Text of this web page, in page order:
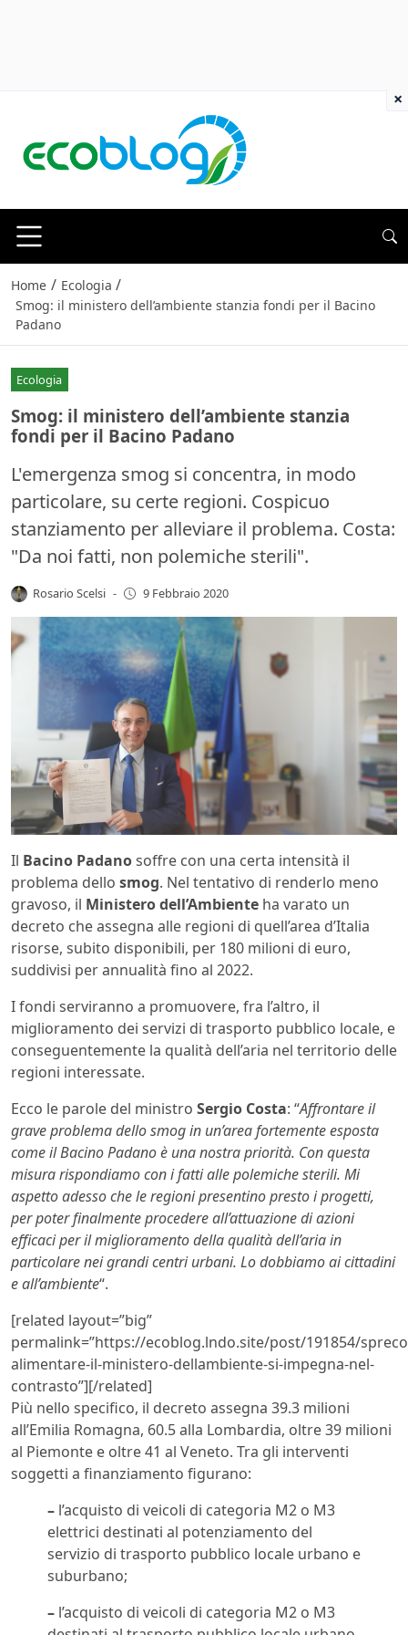
Home / Ecologia /
Smog: il ministero dell’ambiente stanzia fondi per il Bacino
Padano
Ecologia
Smog: il ministero dell’ambiente stanzia
fondi per il Bacino Padano
L'emergenza smog si concentra, in modo
particolare, su certe regioni. Cospicuo
stanziamento per alleviare il problema. Costa:
"Da noi fatti, non polemiche sterili".
Rosario Scelsi - 9 Febbraio 2020
Il Bacino Padanosoffre con una certa intensità il
problema dello smog. Nel tentativo di renderlo meno
gravoso, il Ministero dell’Ambiente ha varato un
decreto che assegna alle regioni di quell’area d’Italia
risorse, subito disponibili, per 180 milioni di euro,
suddivisi per annualità fino al 2022.
I fondi serviranno a promuovere, fra l’altro, il
miglioramento dei servizi di trasporto pubblico locale, e
conseguentemente la qualità dell’aria nel territorio delle
regioni interessate.
Ecco le parole del ministro Sergio Costa: “Affrontare il
grave problema dello smog in un’area fortemente esposta
come il Bacino Padano è una nostra priorità. Con questa
misura rispondiamo con i fatti alle polemiche sterili. Mi
aspetto adesso che le regioni presentino presto i progetti,
per poter finalmente procedere all’attuazione di azioni
efficaci per il miglioramento della qualità dell’aria in
particolare nei grandi centri urbani. Lo dobbiamo ai cittadini
e all’ambiente“.
[related layout=”big”
permalink=”https://ecoblog.lndo.site/post/191854/
alimentare-il-ministero-dellambiente-si-impegna-nel-
contrasto”][/related]
Più nello specifico, il decreto assegna 39.3 milioni
all’Emilia Romagna, 60.5 alla Lombardia, oltre 39 milioni
al Piemonte e oltre 41 al Veneto. Tra gli interventi
soggetti a finanziamento figurano:
– l’acquisto di veicoli di categoria M2 o M3
elettrici destinati al potenziamento del
servizio di trasporto pubblico locale urbano e
suburbano;
– l’acquisto di veicoli di categoria M2 o M3
×